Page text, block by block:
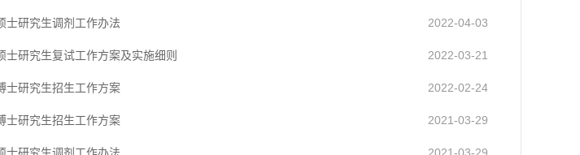
2022-04-03
士研究生调剂工作办法
2022-03-21
研究生复试工作方案及实施细则
2022-02-24
士研究生招生工作方案
2021-03-29
士研究生招生工作方案